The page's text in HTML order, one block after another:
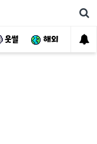
웃썰 해외 핫